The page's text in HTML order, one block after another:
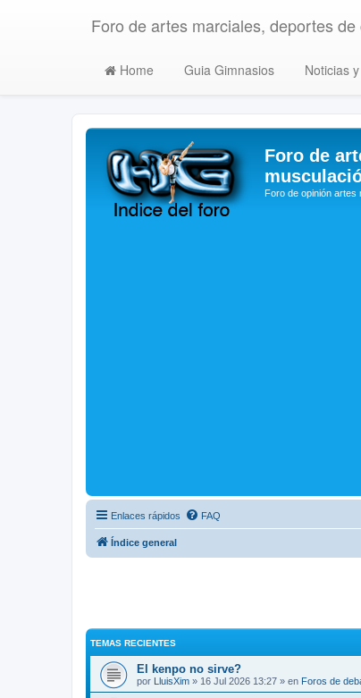
Foro de artes marciales, deportes
Home Guia Gimnasios Noticias
Foro de
Foro de opinión
Enlaces rápidos FAQ
Índice general
TEMAS RECIENTES
El kenpo no sirve?
por LluisXim » 16 Jul 2026 13:27 » en Foros de